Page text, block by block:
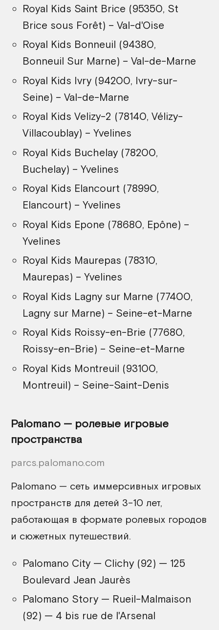
Royal Kids Saint Brice (95350, St
Brice sous Forêt) – Val-d'Oise
Royal Kids Bonneuil (94380,
Bonneuil Sur Marne) – Val-de-Marne
Royal Kids Ivry (94200, Ivry-sur-
Seine) – Val-de-Marne
Royal Kids Velizy-2 (78140, Vélizy-
Villacoublay) – Yvelines
Royal Kids Buchelay (78200,
Buchelay) – Yvelines
Royal Kids Elancourt (78990,
Elancourt) – Yvelines
Royal Kids Epone (78680, Epône) –
Yvelines
Royal Kids Maurepas (78310,
Maurepas) – Yvelines
Royal Kids Lagny sur Marne (77400,
Lagny sur Marne) – Seine-et-Marne
Royal Kids Roissy-en-Brie (77680,
Roissy-en-Brie) – Seine-et-Marne
Royal Kids Montreuil (93100,
Montreuil) – Seine-Saint-Denis
Palomano — ролевые игровые
пространства
parcs.palomano.com
Palomano — сеть иммерсивных игровых
пространств для детей 3–10 лет,
работающая в формате ролевых городов
и сюжетных путешествий.
Palomano City — Clichy (92) — 125
Boulevard Jean Jaurès
Palomano Story — Rueil-Malmaison
(92) — 4 bis rue de l'Arsenal